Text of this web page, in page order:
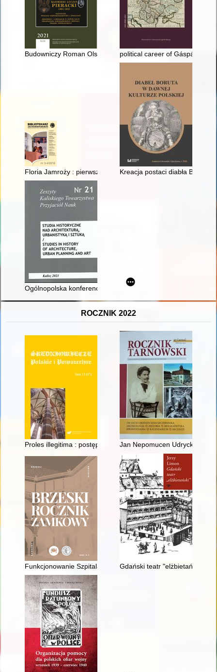
Budowniczy Roman Olszewski political career of Gáspár
Floria Jamroży : pierwsza bibliotekarka w Ińsku
Kreacja postaci diabła Boruty
Ogólnopolska konferencja naukowa "Rycerze świętego
ROCZNIK 2022
Proles illegitima : postępowanie wobec dzieci w praktyce
Jan Nepomucen Udrycki h.
Funkcjonowanie Szpitala Powiatowego w Brzegu w latach
Gdański teatr "elżbietański"